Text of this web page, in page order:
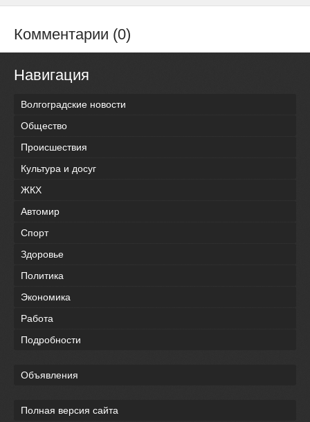
Комментарии (0)
Навигация
Волгоградские новости
Общество
Происшествия
Культура и досуг
ЖКХ
Автомир
Спорт
Здоровье
Политика
Экономика
Работа
Подробности
Объявления
Полная версия сайта